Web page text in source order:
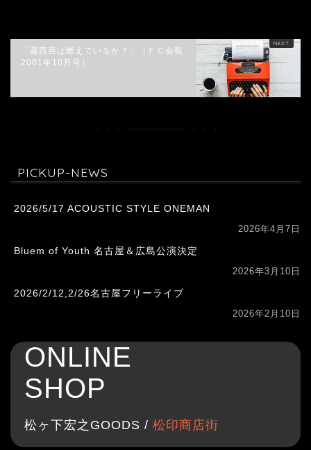
「露西亜は燃えているか？」（ＦＣ会報
2001年10月号）
PICKUP-NEWS
2026/5/17 ACOUSTIC STYLE ONEMAN
2026年4月7日
Bluem of Youth 名古屋＆広島公演決定
2026年3月10日
2026/2/12,2/26名古屋フリーライブ
2026年2月10日
ONLINE
SHOP
松ヶ下宏之GOODS / 松印商店街